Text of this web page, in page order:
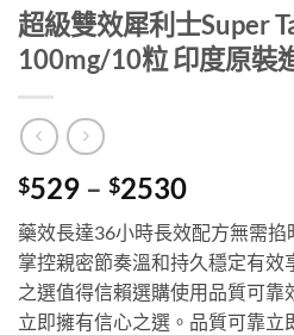
超級雙效犀利士Super
100mg/10粒 印度原裝
$529 – $2530Price
range:
$529
through
$2530
藥效長達36小時長效配方無需
掌控親密節奏溫和持久穩定有
之選值得信賴選購使用品質可
立即擁有信心之選。品質可靠立